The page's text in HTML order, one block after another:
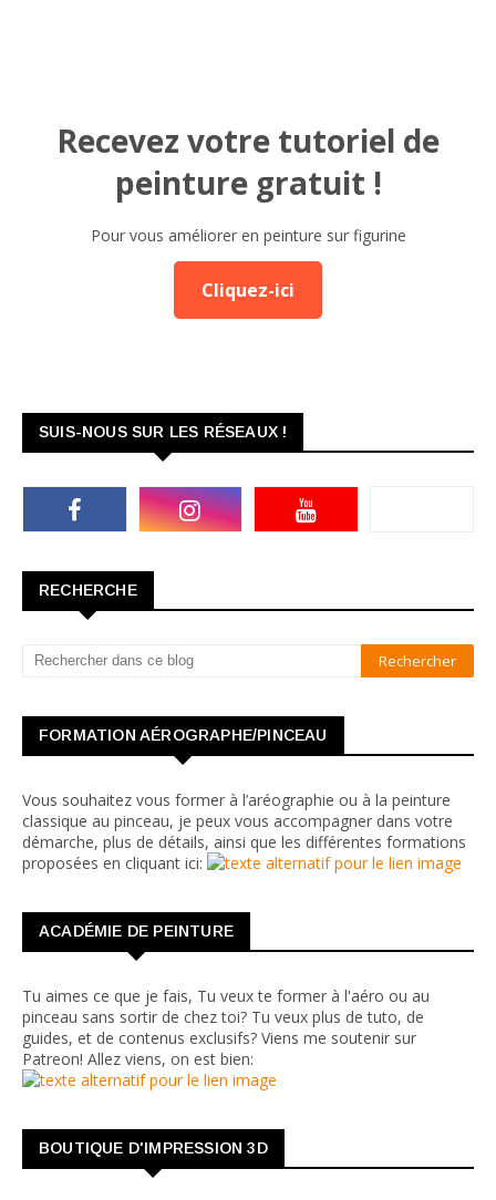
Recevez votre tutoriel de
peinture gratuit !
Pour vous améliorer en peinture sur figurine
Cliquez-ici
SUIS-NOUS SUR LES RÉSEAUX !
RECHERCHE
FORMATION AÉROGRAPHE/PINCEAU
Vous souhaitez vous former à l’aréographie ou à la peinture
classique au pinceau, je peux vous accompagner dans votre
démarche, plus de détails, ainsi que les différentes formations
proposées en cliquant ici:
ACADÉMIE DE PEINTURE
Tu aimes ce que je fais, Tu veux te former à l'aéro ou au
pinceau sans sortir de chez toi? Tu veux plus de tuto, de
guides, et de contenus exclusifs? Viens me soutenir sur
Patreon! Allez viens, on est bien:
BOUTIQUE D'IMPRESSION 3D